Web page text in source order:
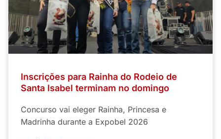
Inscrições para Rainha do Rodeio de
Santa Isabel terminam no domingo
Concurso vai eleger Rainha, Princesa e
Madrinha durante a Expobel 2026